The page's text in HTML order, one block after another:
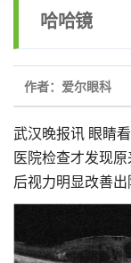
哈哈镜
作者：爱尔眼科
武汉晚报讯 眼睛
医院检查才发现
后视力明显改善出